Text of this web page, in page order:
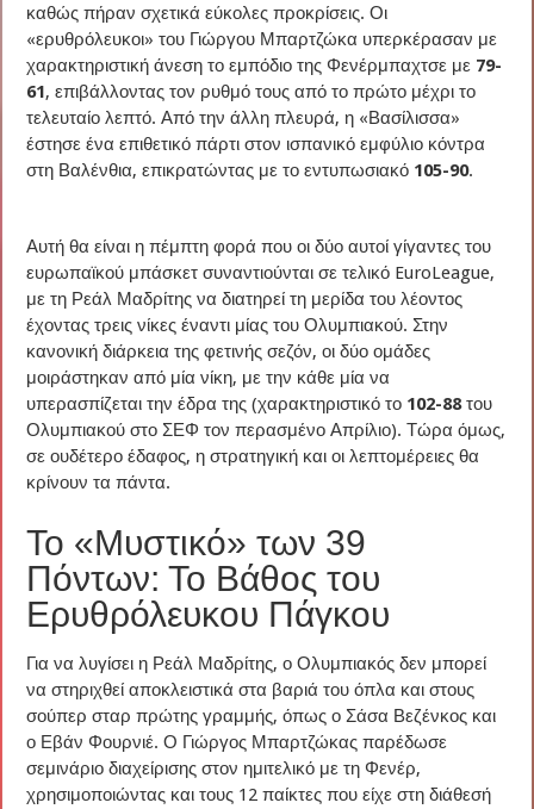
καθώς πήραν σχετικά εύκολες προκρίσεις. Οι
«ερυθρόλευκοι» του Γιώργου Μπαρτζώκα υπερκέρασαν με
χαρακτηριστική άνεση το εμπόδιο της Φενέρμπαχτσε με 79-
61, επιβάλλοντας τον ρυθμό τους από το πρώτο μέχρι το
τελευταίο λεπτό. Από την άλλη πλευρά, η «Βασίλισσα»
έστησε ένα επιθετικό πάρτι στον ισπανικό εμφύλιο κόντρα
στη Βαλένθια, επικρατώντας με το εντυπωσιακό 105-90.
Αυτή θα είναι η πέμπτη φορά που οι δύο αυτοί γίγαντες του
ευρωπαϊκού μπάσκετ συναντιούνται σε τελικό EuroLeague,
με τη Ρεάλ Μαδρίτης να διατηρεί τη μερίδα του λέοντος
έχοντας τρεις νίκες έναντι μίας του Ολυμπιακού. Στην
κανονική διάρκεια της φετινής σεζόν, οι δύο ομάδες
μοιράστηκαν από μία νίκη, με την κάθε μία να
υπερασπίζεται την έδρα της (χαρακτηριστικό το 102-88του
Ολυμπιακού στο ΣΕΦ τον περασμένο Απρίλιο). Τώρα όμως,
σε ουδέτερο έδαφος, η στρατηγική και οι λεπτομέρειες θα
κρίνουν τα πάντα.
Το «Μυστικό» των 39
Πόντων: Το Βάθος του
Ερυθρόλευκου Πάγκου
Για να λυγίσει η Ρεάλ Μαδρίτης, ο Ολυμπιακός δεν μπορεί
να στηριχθεί αποκλειστικά στα βαριά του όπλα και στους
σούπερ σταρ πρώτης γραμμής, όπως ο Σάσα Βεζένκος και
ο Εβάν Φουρνιέ. Ο Γιώργος Μπαρτζώκας παρέδωσε
σεμινάριο διαχείρισης στον ημιτελικό με τη Φενέρ,
χρησιμοποιώντας και τους 12 παίκτες που είχε στη διάθεσή